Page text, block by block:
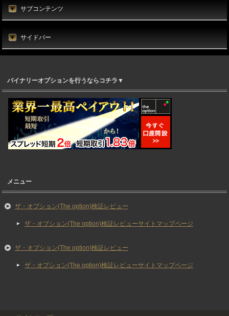
サブコンテンツ
サイドバー
バイナリーオプションを行うならコチラ▼
メニュー
ザ・オプション(The option)検証レビュー
ザ・オプション(The option)検証レビューサイトマップページ
ザ・オプション(The option)検証レビュー
ザ・オプション(The option)検証レビューサイトマップページ